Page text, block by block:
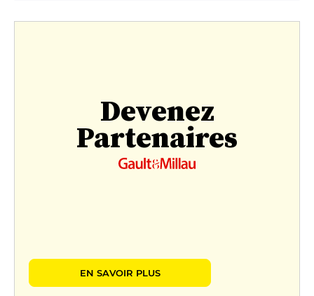
Devenez
Partenaires
EN SAVOIR PLUS